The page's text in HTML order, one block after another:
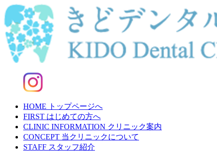
HOME
トップページへ
FIRST はじめての方へ
CLINIC INFORMATION クリニック案内
CONCEPT 当クリニックについて
STAFF スタッフ紹介